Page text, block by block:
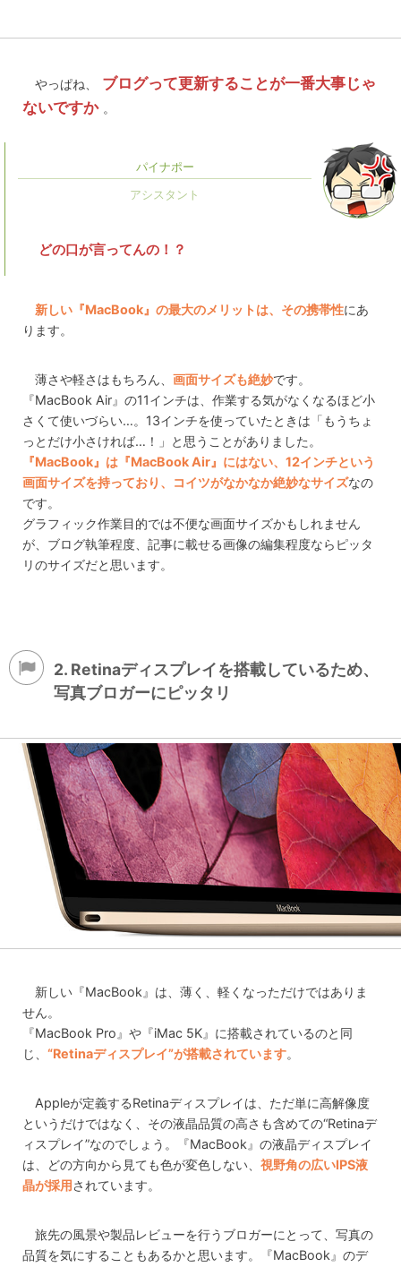
やっぱね、
ブログって更新することが一番大事じゃ
ないですか 。
パイナポー
どの口が言ってんの！？
新しい『MacBook』の最大のメリットは、その携帯性にあ
ります。
薄さや軽さはもちろん、画面サイズも絶妙です。
『MacBook Air』の11インチは、作業する気がなくなるほど小
さくて使いづらい…。13インチを使っていたときは「もうちょ
っとだけ小さければ…！」と思うことがありました。
『MacBook』は『MacBook Air』にはない、12インチという
画面サイズを持っており、コイツがなかなか絶妙なサイズなの
です。
グラフィック作業目的では不便な画面サイズかもしれません
が、ブログ執筆程度、記事に載せる画像の編集程度ならピッタ
リのサイズだと思います。
2. Retinaディスプレイを搭載しているため、
写真ブロガーにピッタリ
新しい『MacBook』は、薄く、軽くなっただけではありま
せん。
『MacBook Pro』や『iMac 5K』に搭載されているのと同
じ、 “Retinaディスプレイ”が搭載されています。
Appleが定義するRetinaディスプレイは、ただ単に高解像度
というだけではなく、その液晶品質の高さも含めての“Retinaデ
ィスプレイ”なのでしょう。『MacBook』の液晶ディスプレイ
は、どの方向から見ても色が変色しない、 視野角の広いIPS液
晶が採用されています。
旅先の風景や製品レビューを行うブロガーにとって、写真の
品質を気にすることもあるかと思います。『MacBook』のデ